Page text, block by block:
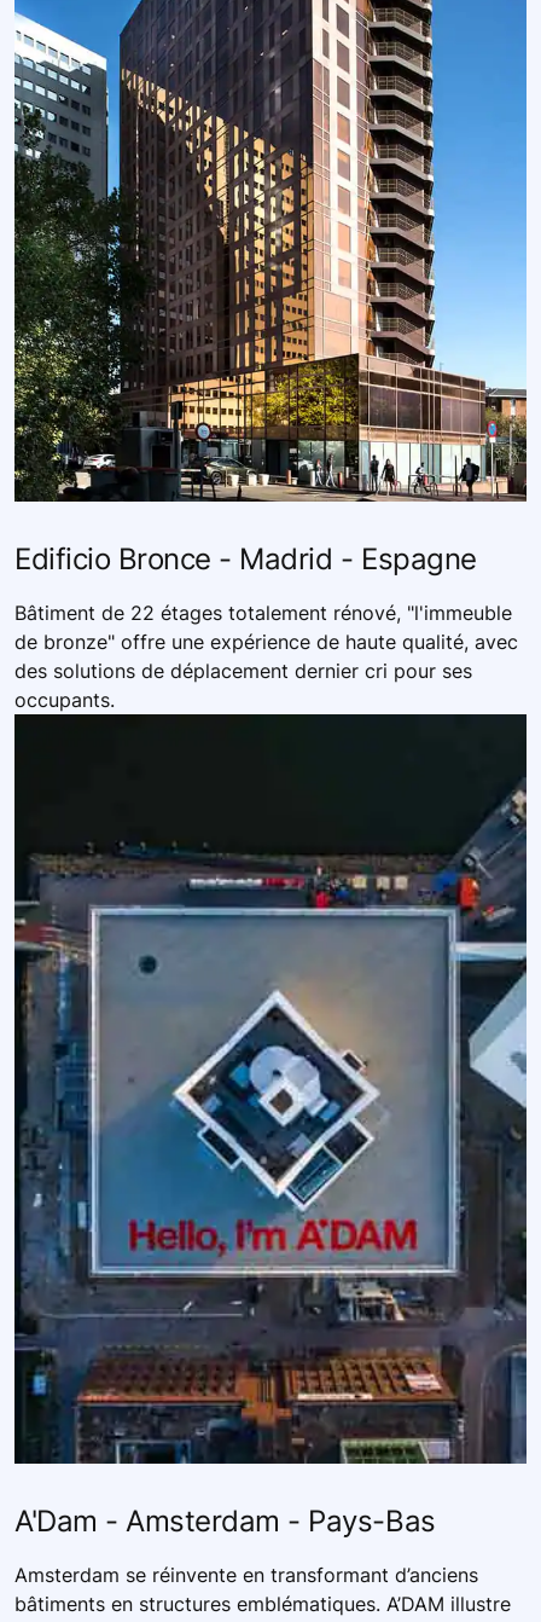
Edificio Bronce - Madrid - Espagne
Bâtiment de 22 étages totalement rénové, "l'immeuble
de bronze" offre une expérience de haute qualité, avec
des solutions de déplacement dernier cri pour ses
occupants.
A'Dam - Amsterdam - Pays-Bas
Amsterdam se réinvente en transformant d’anciens
bâtiments en structures emblématiques. A’DAM illustre